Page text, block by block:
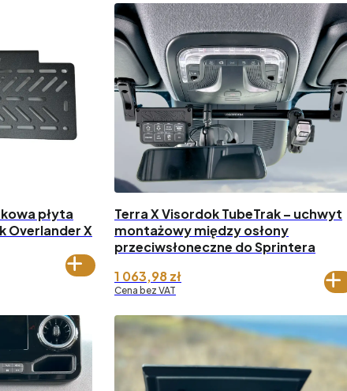
płyta
Overlander X
Terra X Visordok TubeTrak – uchwyt
montażowy między osłony
przeciwsłoneczne do Sprintera
1 063,98zł
Cena bez VAT